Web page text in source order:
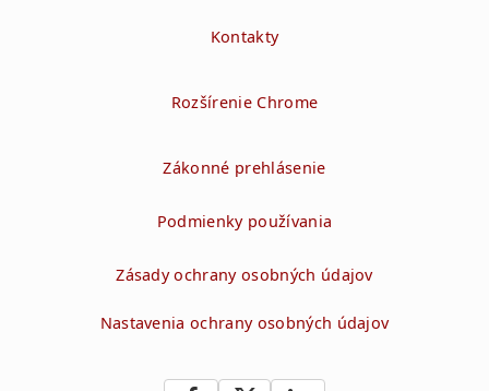
Kontakty
Rozšírenie Chrome
Zákonné prehlásenie
Podmienky používania
Zásady ochrany osobných údajov
Nastavenia ochrany osobných údajov